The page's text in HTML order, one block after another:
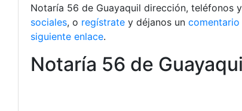
Notaría 56 de Guayaquil dirección, teléfonos
sociales, o regístrate y déjanos un comentario
siguiente enlace.
Notaría 56 de